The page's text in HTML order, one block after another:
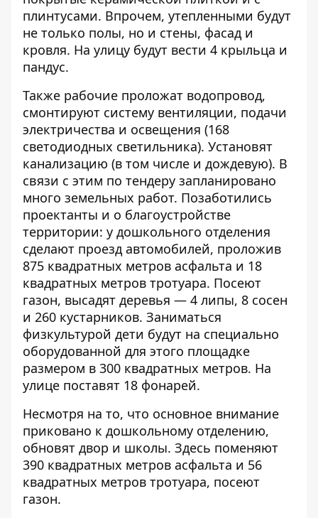
плинтусами. Впрочем, утепленными будут
не только полы, но и стены, фасад и
кровля. На улицу будут вести 4 крыльца и
пандус.
Также рабочие проложат водопровод,
смонтируют систему вентиляции, подачи
электричества и освещения (168
светодиодных светильника). Установят
канализацию (в том числе и дождевую). В
связи с этим по тендеру запланировано
много земельных работ. Позаботились
проектанты и о благоустройстве
территории: у дошкольного отделения
сделают проезд автомобилей, проложив
875 квадратных метров асфальта и 18
квадратных метров тротуара. Посеют
газон, высадят деревья — 4 липы, 8 сосен
и 260 кустарников. Заниматься
физкультурой дети будут на специально
оборудованной для этого площадке
размером в 300 квадратных метров. На
улице поставят 18 фонарей.
Несмотря на то, что основное внимание
приковано к дошкольному отделению,
обновят двор и школы. Здесь поменяют
390 квадратных метров асфальта и 56
квадратных метров тротуара, посеют
газон.